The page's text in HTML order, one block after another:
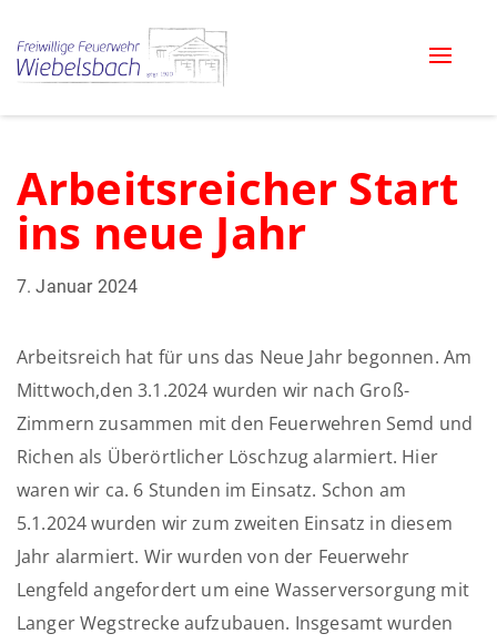
Toggle
Arbeitsreicher Start
ins neue Jahr
7. Januar 2024
Arbeitsreich hat für uns das Neue Jahr begonnen. Am
Mittwoch,den 3.1.2024 wurden wir nach Groß-
Zimmern zusammen mit den Feuerwehren Semd und
Richen als Überörtlicher Löschzug alarmiert. Hier
waren wir ca. 6 Stunden im Einsatz. Schon am
5.1.2024 wurden wir zum zweiten Einsatz in diesem
Jahr alarmiert. Wir wurden von der Feuerwehr
Lengfeld angefordert um eine Wasserversorgung mit
Langer Wegstrecke aufzubauen. Insgesamt wurden